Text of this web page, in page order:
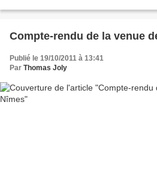
Compte-rendu de la venue
Publié le 19/10/2011 à 13:41
Par Thomas Joly